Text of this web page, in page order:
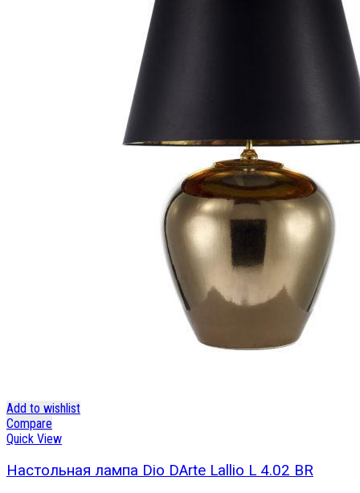
Add to wishlist
Compare
Quick View
Настольная лампа Dio DArte Lallio L 4.02 BR